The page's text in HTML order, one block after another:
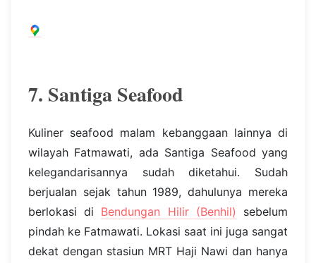
7. Santiga Seafood
Kuliner seafood malam kebanggaan lainnya di
wilayah Fatmawati, ada Santiga Seafood yang
kelegandarisannya sudah diketahui. Sudah
berjualan sejak tahun 1989, dahulunya mereka
berlokasi di Bendungan Hilir (Benhil) sebelum
pindah ke Fatmawati. Lokasi saat ini juga sangat
dekat dengan stasiun MRT Haji Nawi dan hanya